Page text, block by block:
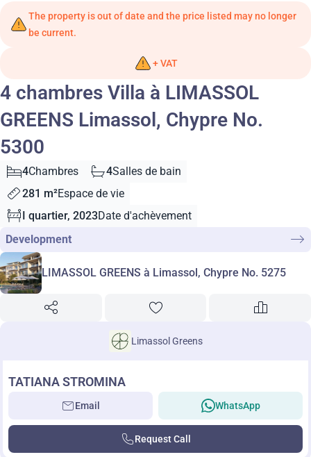
The property is out of date and the price listed may no longer
be current.
+ VAT
4 chambres Villa à LIMASSOL
GREENS Limassol, Chypre No.
5300
4Chambres 4Salles de bain
281 m²Espace de vie
I quartier, 2023Date d'achèvement
Development
LIMASSOL GREENS à Limassol, Chypre No. 5275
Limassol Greens
TATIANA STROMINA
Email WhatsApp
Request Call